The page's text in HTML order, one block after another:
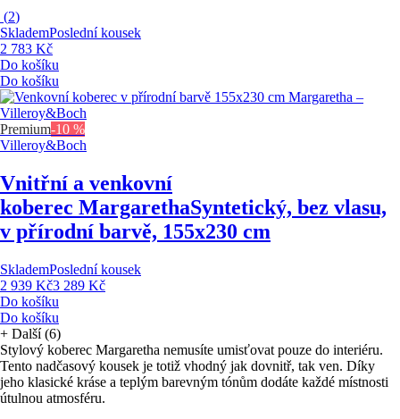
(2)
SklademPoslední kousek
2 783 Kč
Do košíku
Do košíku
Premium-10 %
Villeroy&Boch
Vnitřní a venkovní
koberec MargarethaSyntetický, bez vlasu,
v přírodní barvě, 155x230 cm
SklademPoslední kousek
2 939 Kč3 289 Kč
Do košíku
Do košíku
+ Další (6)
Stylový koberec Margaretha nemusíte umisťovat pouze do interiéru.
Tento nadčasový kousek je totiž vhodný jak dovnitř, tak ven. Díky
jeho klasické kráse a teplým barevným tónům dodáte každé místnosti
útulnou atmosféru.